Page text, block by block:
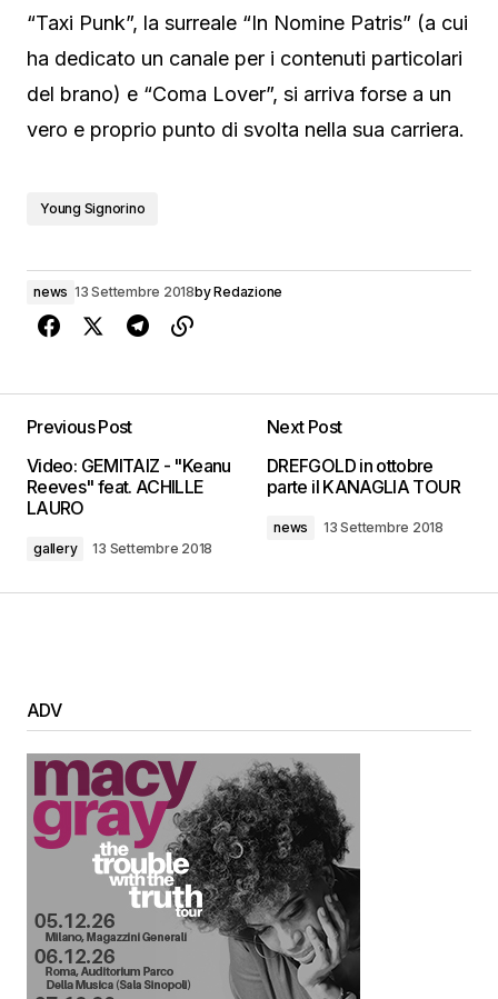
“Taxi Punk”, la surreale “In Nomine Patris” (a cui
ha dedicato un canale per i contenuti particolari
del brano) e “Coma Lover”, si arriva forse a un
vero e proprio punto di svolta nella sua carriera.
Young Signorino
news 13 Settembre 2018byRedazione
Previous Post
Video: GEMITAIZ - "Keanu
Reeves" feat. ACHILLE
LAURO
gallery 13 Settembre 2018
Next Post
DREFGOLD in ottobre
parte il KANAGLIA TOUR
news 13 Settembre 2018
ADV